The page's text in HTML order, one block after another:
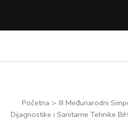
Enter)
Početna > III Međunarodni
Dijagnostike i Sanitarne Tehnike